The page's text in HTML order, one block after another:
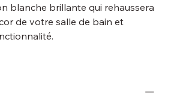
blanche brillante qui rehaussera
de votre salle de bain et